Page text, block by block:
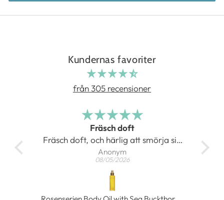
Kundernas favoriter
från 305 recensioner
Fräsch doft
Fräsch doft, och härlig att smörja sig
med
Gör kroppen len och skön
Anonym
08/05/2026